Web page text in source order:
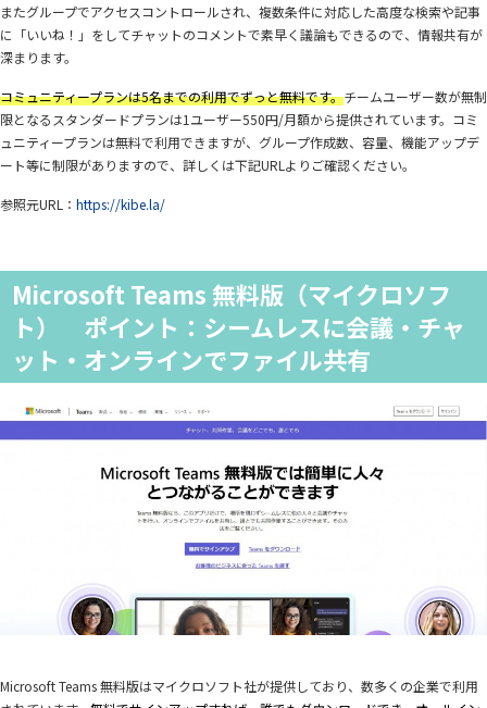
またグループでアクセスコントロールされ、複数条件に対応した高度な検索や記事
に「いいね！」をしてチャットのコメントで素早く議論もできるので、情報共有が
深まります。
コミュニティープランは5名までの利用でずっと無料です。チームユーザー数が無制
限となるスタンダードプランは1ユーザー550円/月額から提供されています。コミ
ュニティープランは無料で利用できますが、グループ作成数、容量、機能アップデ
ート等に制限がありますので、詳しくは下記URLよりご確認ください。
参照元URL： https://kibe.la/
Microsoft Teams 無料版（マイクロソフ
ト） ポイント：シームレスに会議・チャ
ット・オンラインでファイル共有
Microsoft Teams 無料版はマイクロソフト社が提供しており、数多くの企業で利用